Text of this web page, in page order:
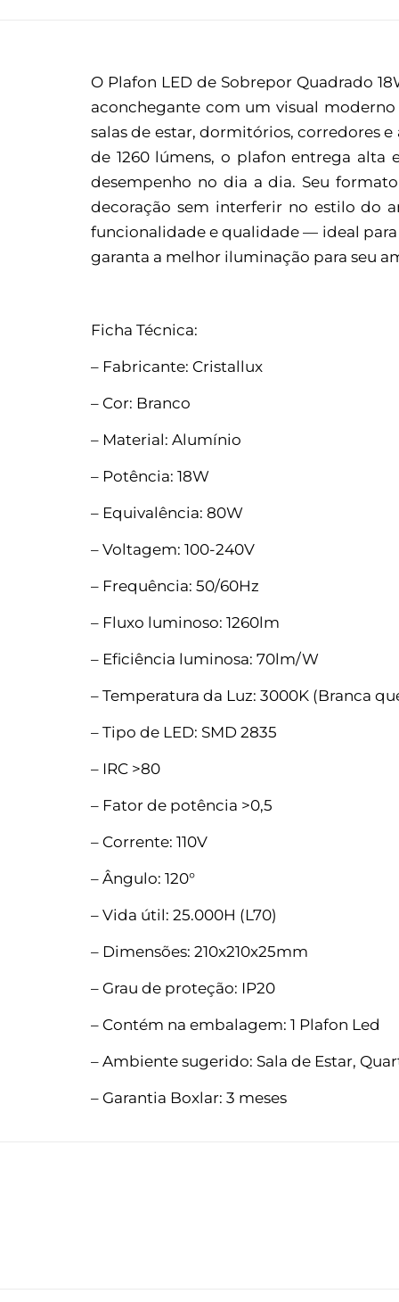
O Plafon LED de Sobrepor Quadrado
aconchegante com um visual
salas de estar, dormitórios, corredores
de 1260 lúmens, o plafon entrega alta
desempenho no dia a dia. Seu
decoração sem interferir no estilo do
funcionalidade e qualidade — ideal
garanta a melhor iluminação para seu
Ficha Técnica:
– Fabricante: Cristallux
– Cor: Branco
– Material: Alumínio
– Potência: 18W
– Equivalência: 80W
– Voltagem: 100-240V
– Frequência: 50/60Hz
– Fluxo luminoso: 1260lm
– Eficiência luminosa: 70lm/W
– Temperatura da Luz: 3000K (Branca
– Tipo de LED: SMD 2835
– IRC >80
– Fator de potência >0,5
– Corrente: 110V
– Ângulo: 120°
– Vida útil: 25.000H (L70)
– Dimensões: 210x210x25mm
– Grau de proteção: IP20
– Contém na embalagem: 1 Plafon Led
– Ambiente sugerido: Sala de Estar,
– Garantia Boxlar: 3 meses